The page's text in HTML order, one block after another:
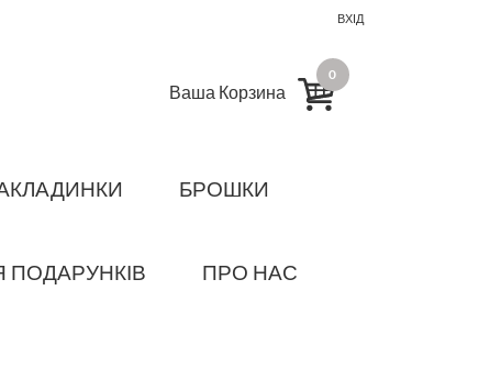
ВХІД
Ваша Корзина
0
БРОШКИ
ПОДАРУНКІВ ПРО НАС